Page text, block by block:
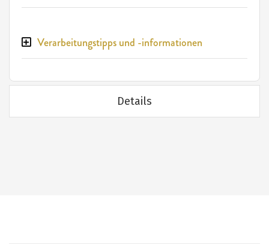
Verarbeitungstipps und -informationen
Details